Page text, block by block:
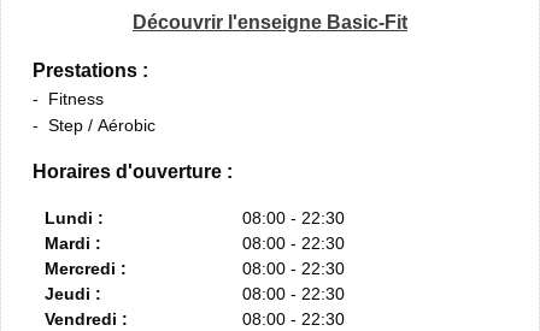
Découvrir l'enseigne Basic-Fit
Prestations :
Fitness
Step / Aérobic
Horaires d'ouverture :
Lundi :
08:00 - 22:30
Mardi :
08:00 - 22:30
Mercredi :
08:00 - 22:30
Jeudi :
08:00 - 22:30
Vendredi :
08:00 - 22:30